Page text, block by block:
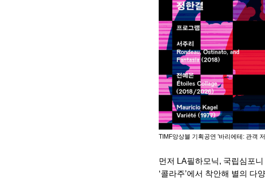
TIMF앙상블 기획공연 '바리에테: 관객
먼저 LA필하모닉, 국립심포
‘콜라주’에서 착안해 별의 다